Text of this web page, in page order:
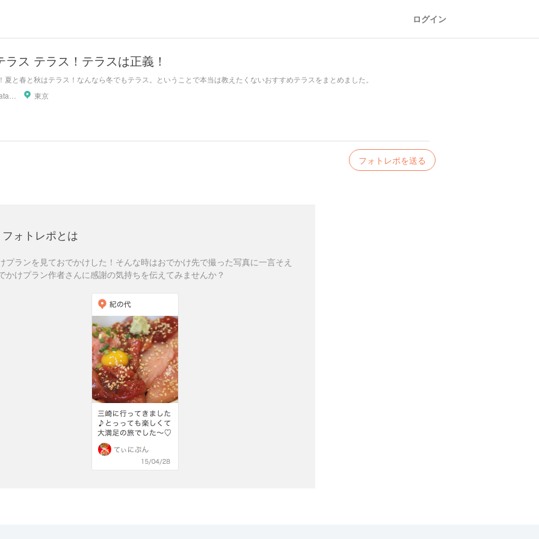
ログイン
ラス テラス！テラスは正義！
夏と春と秋はテラス！なんなら冬でもテラス。ということで本当は教えたくないおすすめテラスをまとめました。
東京
フォトレポを送る
フォトレポとは
プランを見ておでかけした！そんな時はおでかけ先で撮った写真に一言そえ
かけプラン作者さんに感謝の気持ちを伝えてみませんか？